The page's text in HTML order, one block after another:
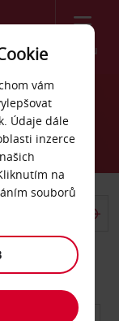
Menu
vám
Údaje dále
inzerce
na
souborů